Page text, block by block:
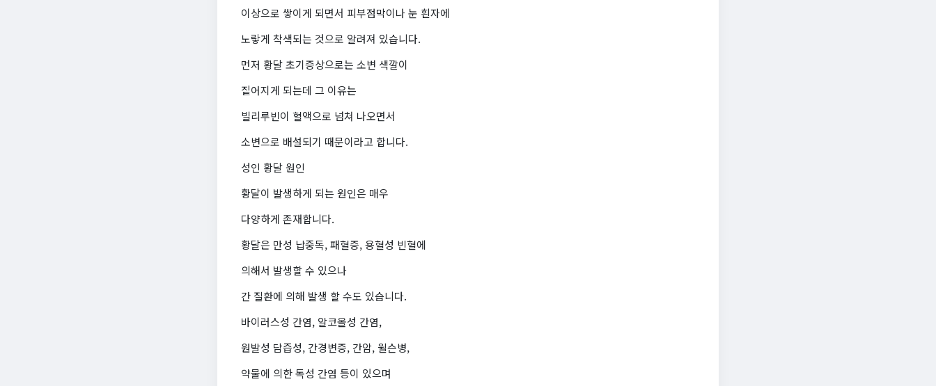
이상으로 쌓이게 되면서 피부점막이나 눈 흰자에
노랗게 착색되는 것으로 알려져 있습니다.
먼저 황달 초기증상으로는 소변 색깔이
짙어지게 되는데 그 이유는
빌리루빈이 혈액으로 넘쳐 나오면서
소변으로 배설되기 때문이라고 합니다.
성인 황달 원인
황달이 발생하게 되는 원인은 매우
다양하게 존재합니다.
황달은 만성 납중독, 패혈증, 용혈성 빈혈에
의해서 발생할 수 있으나
간 질환에 의해 발생 할 수도 있습니다.
바이러스성 간염, 알코올성 간염,
원발성 담즙성, 간경변증, 간암, 윌슨병,
약물에 의한 독성 간염 등이 있으며